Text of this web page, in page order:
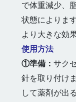
で体重減少、
状態によりま
より大きな効
使用方法
①準備： サク
針を取り付け
して薬剤が出